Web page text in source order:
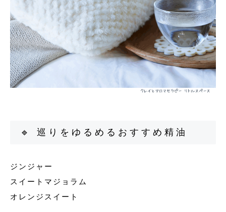
🔹 巡りをゆるめるおすすめ精油
ジンジャー
スイートマジョラム
オレンジスイート